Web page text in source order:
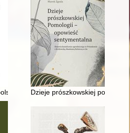
rumuńskich w pierwszych latach
Dzieje prószkowskiej